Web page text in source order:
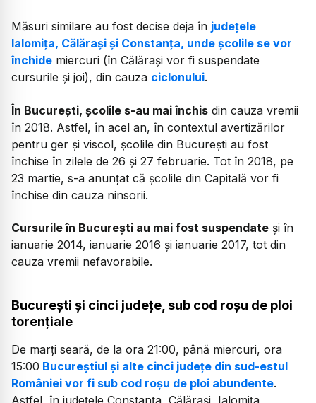
Măsuri similare au fost decise deja în județele
Ialomița, Călărași și Constanța, unde școlile se vor
închide miercuri (în Călărași vor fi suspendate
cursurile și joi), din cauza ciclonului.
În București, școlile s-au mai închis din cauza vremii
în 2018. Astfel, în acel an, în contextul avertizărilor
pentru ger și viscol, școlile din București au fost
închise în zilele de 26 și 27 februarie. Tot în 2018, pe
23 martie, s-a anunțat că școlile din Capitală vor fi
închise din cauza ninsorii.
Cursurile în București au mai fost suspendate și în
ianuarie 2014, ianuarie 2016 și ianuarie 2017, tot din
cauza vremii nefavorabile.
București și cinci județe, sub cod roșu de ploi
torențiale
De marți seară, de la ora 21:00, până miercuri, ora
15:00 Bucureștiul și alte cinci județe din sud-estul
României vor fi sub cod roșu de ploi abundente.